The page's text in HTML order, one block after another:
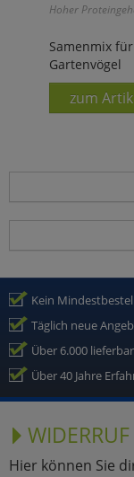
Hoher
Samenmix für
Gartenvögel
zum
Kein
Täglich neue
Über 6.000
Über 40 Jahre
WIDERRUF
Hier können Sie